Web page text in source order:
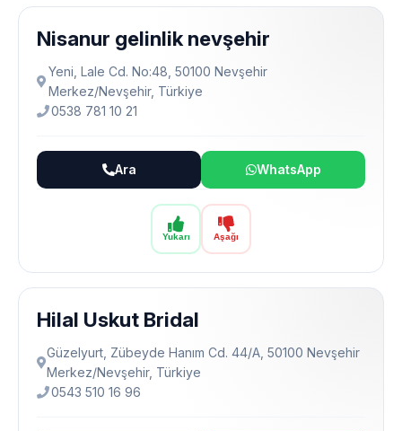
Yukarı Aşağı
Nisanur gelinlik nevşehir
Yeni, Lale Cd. No:48, 50100 Nevşehir
Merkez/Nevşehir, Türkiye
0538 781 10 21
Ara WhatsApp
Hilal Uskut Bridal
Güzelyurt, Zübeyde Hanım Cd. 44/A, 50100 Nevşehir
Merkez/Nevşehir, Türkiye
0543 510 16 96